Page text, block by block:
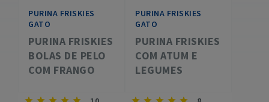
PURINA FRISKIES
GATO
PURINA FRISKIES
BOLAS DE PELO
COM FRANGO
PURINA FRISKIES
GATO
PURINA FRISKIES
COM ATUM E
LEGUMES